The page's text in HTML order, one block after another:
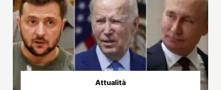
Attualità